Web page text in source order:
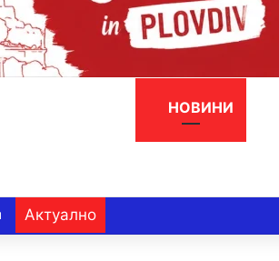
НОВИНИ
Актуално